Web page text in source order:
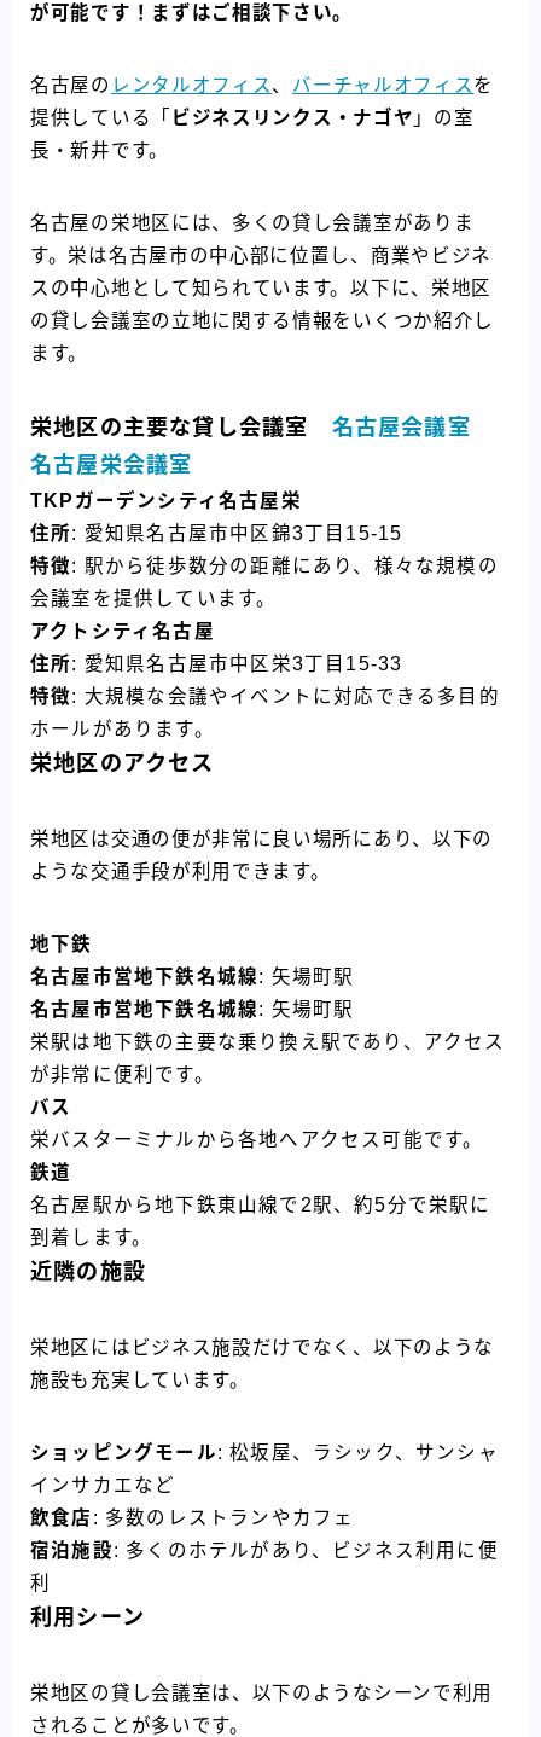
が可能です！まずはご相談下さい。
名古屋の レンタルオフィス 、 バーチャルオフィス を
提供している「 ビジネスリンクス・ナゴヤ 」の室
長・新井です。
名古屋の栄地区には、多くの貸し会議室がありま
す。栄は名古屋市の中心部に位置し、商業やビジネ
スの中心地として知られています。以下に、栄地区
の貸し会議室の立地に関する情報をいくつか紹介し
ます。
栄地区の主要な貸し会議室 名古屋会議室
名古屋栄会議室
TKPガーデンシティ名古屋栄
住所: 愛知県名古屋市中区錦3丁目15-15
特徴: 駅から徒歩数分の距離にあり、様々な規模の
会議室を提供しています。
アクトシティ名古屋
住所: 愛知県名古屋市中区栄3丁目15-33
特徴: 大規模な会議やイベントに対応できる多目的
ホールがあります。
栄地区のアクセス
栄地区は交通の便が非常に良い場所にあり、以下の
ような交通手段が利用できます。
地下鉄
名古屋市営地下鉄名城線: 矢場町駅
名古屋市営地下鉄名城線: 矢場町駅
栄駅は地下鉄の主要な乗り換え駅であり、アクセス
が非常に便利です。
バス
栄バスターミナルから各地へアクセス可能です。
鉄道
名古屋駅から地下鉄東山線で2駅、約5分で栄駅に
到着します。
近隣の施設
栄地区にはビジネス施設だけでなく、以下のような
施設も充実しています。
ショッピングモール: 松坂屋、ラシック、サンシャ
インサカエなど
飲食店 : 多数のレストランやカフェ
宿泊施設: 多くのホテルがあり、ビジネス利用に便
利
利用シーン
栄地区の貸し会議室は、以下のようなシーンで利用
されることが多いです。